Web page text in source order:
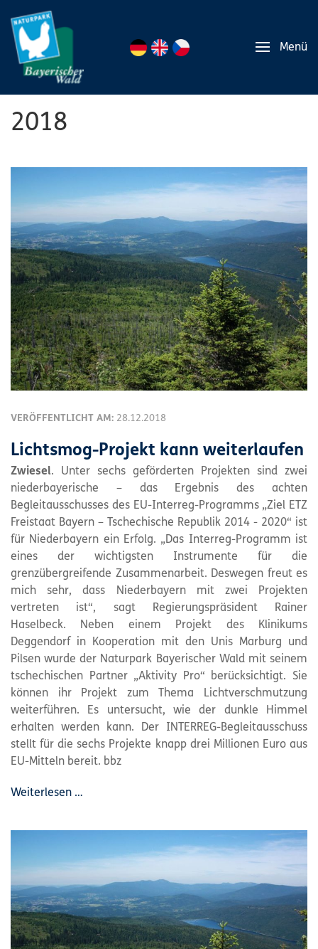
Menü
2018
VERÖFFENTLICHT AM: 28.12.2018
Lichtsmog-Projekt kann weiterlaufen
Zwiesel. Unter sechs geförderten Projekten sind zwei
niederbayerische – das Ergebnis des achten
Begleitausschusses des EU-Interreg-Programms „Ziel ETZ
Freistaat Bayern – Tschechische Republik 2014 - 2020“ ist
für Niederbayern ein Erfolg. „Das Interreg-Programm ist
eines der wichtigsten Instrumente für die
grenzübergreifende Zusammenarbeit. Deswegen freut es
mich sehr, dass Niederbayern mit zwei Projekten
vertreten ist“, sagt Regierungspräsident Rainer
Haselbeck. Neben einem Projekt des Klinikums
Deggendorf in Kooperation mit den Unis Marburg und
Pilsen wurde der Naturpark Bayerischer Wald mit seinem
tschechischen Partner „Aktivity Pro“ berücksichtigt. Sie
können ihr Projekt zum Thema Lichtverschmutzung
weiterführen. Es untersucht, wie der dunkle Himmel
erhalten werden kann. Der INTERREG-Begleitausschuss
stellt für die sechs Projekte knapp drei Millionen Euro aus
EU-Mitteln bereit. bbz
Weiterlesen …